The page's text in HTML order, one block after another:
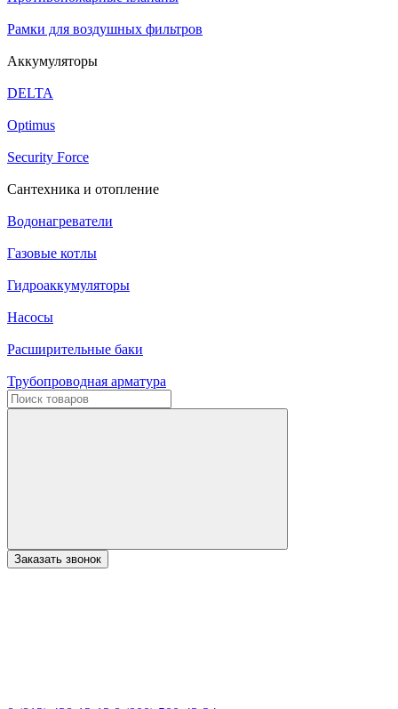
Рамки для воздушных фильтров
Аккумуляторы
DELTA
Optimus
Security Force
Сантехника и отопление
Водонагреватели
Газовые котлы
Гидроаккумуляторы
Насосы
Расширительные баки
Трубопроводная арматура
Заказать звонок